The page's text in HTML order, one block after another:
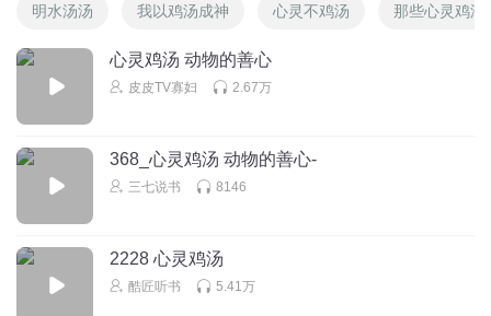
明水汤汤 我以鸡汤成神 心灵不鸡汤 那些心灵鸡汤
心灵鸡汤 动物的善心
皮皮TV寡妇 2.67万
368_心灵鸡汤 动物的善心-
三七说书 8146
2228 心灵鸡汤
酷匠听书 5.41万